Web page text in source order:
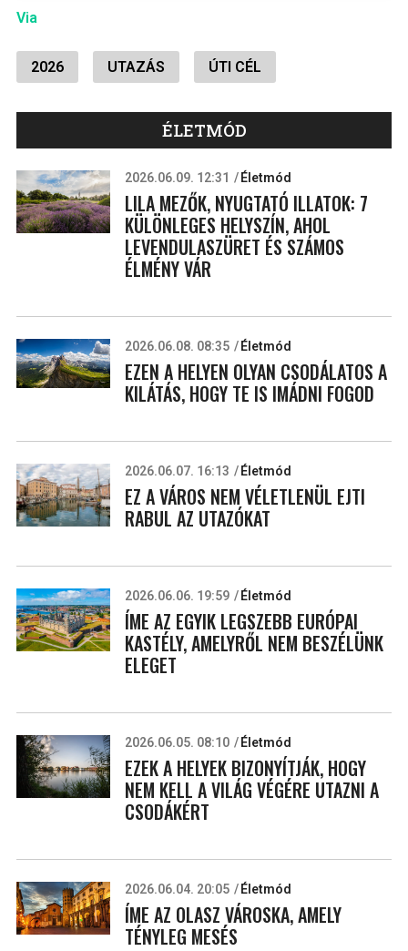
Via
2026 UTAZÁS ÚTI CÉL
ÉLETMÓD
2026.06.09. 12:31 Életmód
LILA MEZŐK, NYUGTATÓ ILLATOK: 7
KÜLÖNLEGES HELYSZÍN, AHOL
LEVENDULASZÜRET ÉS SZÁMOS
ÉLMÉNY VÁR
2026.06.08. 08:35 Életmód
EZEN A HELYEN OLYAN CSODÁLATOS A
KILÁTÁS, HOGY TE IS IMÁDNI FOGOD
2026.06.07. 16:13 Életmód
EZ A VÁROS NEM VÉLETLENÜL EJTI
RABUL AZ UTAZÓKAT
2026.06.06. 19:59 Életmód
ÍME AZ EGYIK LEGSZEBB EURÓPAI
KASTÉLY, AMELYRŐL NEM BESZÉLÜNK
ELEGET
2026.06.05. 08:10 Életmód
EZEK A HELYEK BIZONYÍTJÁK, HOGY
NEM KELL A VILÁG VÉGÉRE UTAZNI A
CSODÁKÉRT
2026.06.04. 20:05 Életmód
ÍME AZ OLASZ VÁROSKA, AMELY
TÉNYLEG MESÉS